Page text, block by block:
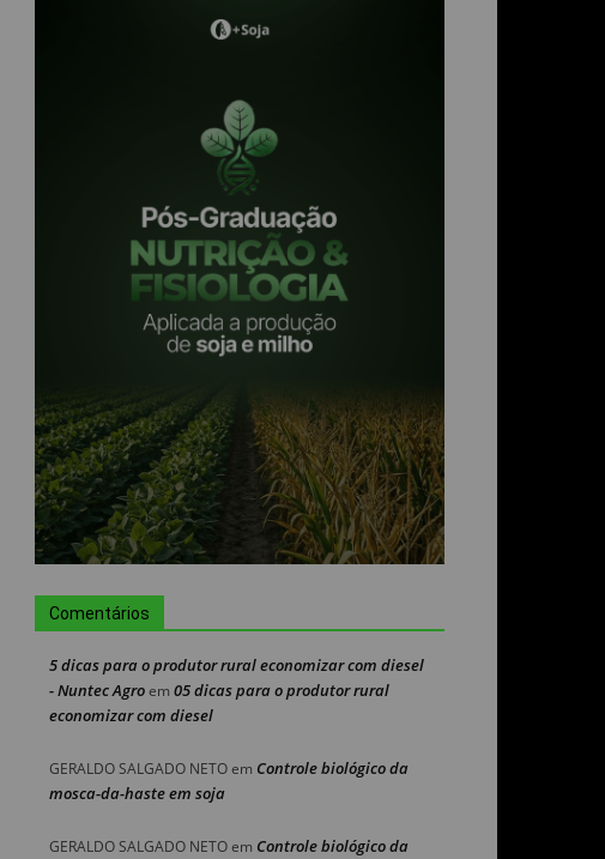
Comentários
5 dicas para o produtor rural economizar com diesel
- Nuntec Agroem 05 dicas para o produtor rural
economizar com diesel
GERALDO SALGADO NETOem Controle biológico da
mosca-da-haste em soja
GERALDO SALGADO NETOem Controle biológico da